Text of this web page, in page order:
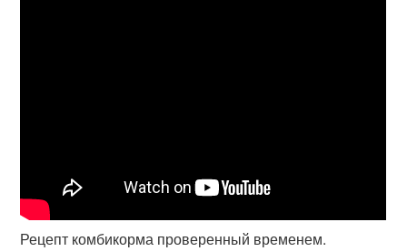
Рецепт комбикорма проверенный временем.